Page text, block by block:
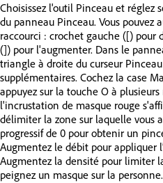
Choisissez l'outil Pinceau et réglez
du panneau Pinceau. Vous pouvez
raccourci : crochet gauche ([) pour
(]) pour l'augmenter. Dans le
triangle à droite du curseur
supplémentaires. Cochez la case
appuyez sur la touche O à
l'incrustation de masque rouge
délimiter la zone sur laquelle vous
progressif de 0 pour obtenir un
Augmentez le débit pour appliquer
Augmentez la densité pour limiter
peignez un masque sur la personne.